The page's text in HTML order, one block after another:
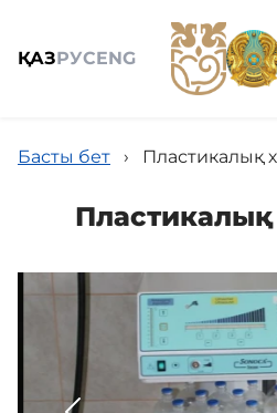
ҚАЗРУСENG
Басты бет › Пластикалық